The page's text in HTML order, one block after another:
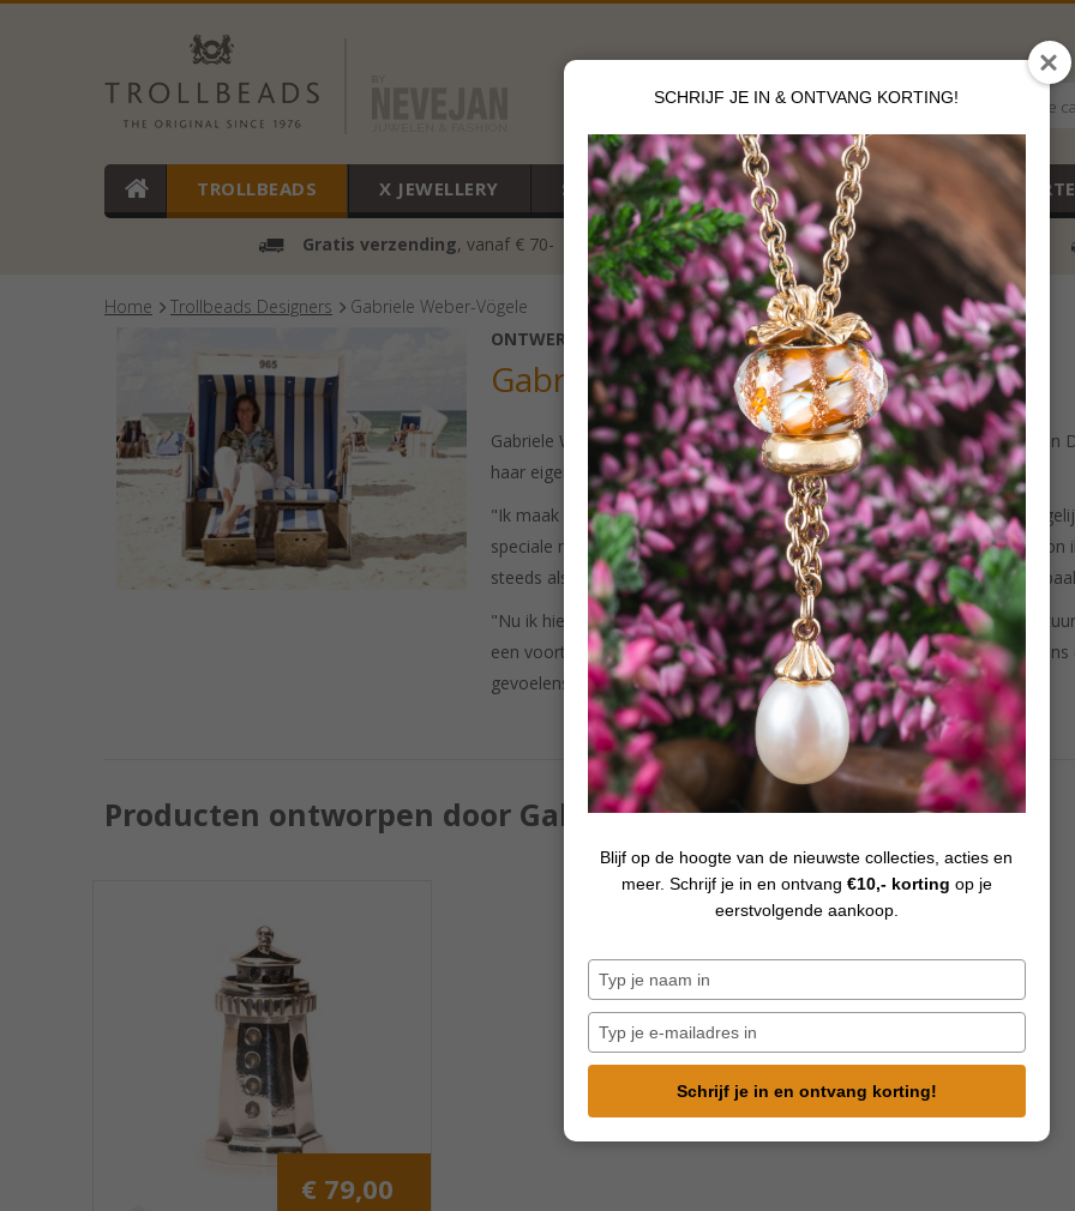
SCHRIJF JE IN & ONTVANG KORTING!
Blijf op de hoogte van de nieuwste collecties, acties en
meer. Schrijf je in en ontvang €10,- korting op je
eerstvolgende aankoop.
je
in
je
mailadres
Schrijf je in en ontvang korting!
Alle
TROLLBEADS X JEWELLERY SALE NIEUW CADEAUBON
Gratis verzending, vanaf € 70- voor 12 u besteldklik hier*
Home Trollbeads Designers
Gabriele Weber-Vögele
ONTWERPER
Gabriele Weber-Vögele
Gabriele Weber-Vögele begon in 1982 als goudsmit. Zij woont en werkt
haar eigen winkel opende nadat ze haar masterdiploma had behaald.
"Ik maak graag bijzondere ontwerpen die laten zien hoe uniek en
speciale momenten in het leven van mensen symboliseren. In 2006
steeds als ik zie hoeveel mensen hun kralen in verband brengen met
"Nu ik hier op het eiland Sylt woon, word ik erg geïnspireerd door de
een voortvloeisel van, maar de trollbeads-filosofie vormt daarbij
gevoelens, dromen en humor."
Producten ontworpen door Gabriele Weber-Vögele
€ 79,00